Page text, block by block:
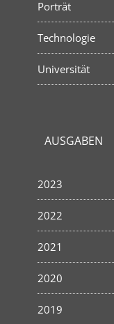
Porträt
Technologie
Universität
AUSGABEN
2023
2022
2021
2020
2019